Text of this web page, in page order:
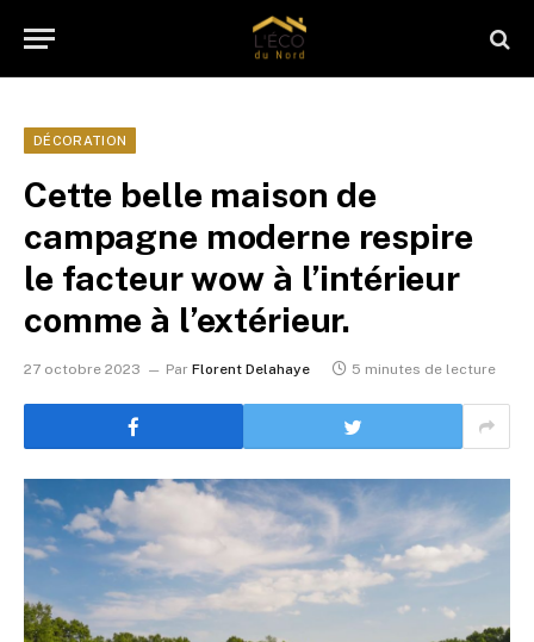
DÉCORATION
Cette belle maison de
campagne moderne respire
le facteur wow à l’intérieur
comme à l’extérieur.
27 octobre 2023 Par Florent Delahaye 5 minutes de lecture